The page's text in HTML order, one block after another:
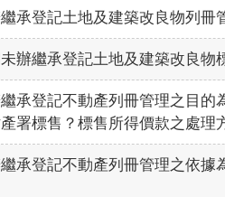
承登記土地及建築改良物列冊
辦繼承登記土地及建築改良物
承登記不動產列冊管理之目的
署標售？標售所得價款之處理
承登記不動產列冊管理之依據